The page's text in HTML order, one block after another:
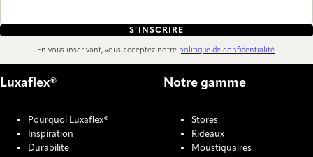
S’INSCRIRE
En vous inscrivant, vous acceptez notre politique de confidentialité.
Luxaflex®
Pourquoi Luxaflex®
Inspiration
Durabilite
Notre gamme
Stores
Rideaux
Moustiquaires